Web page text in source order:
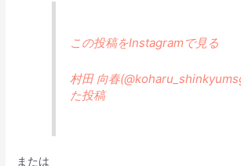
この投稿をInstagramで見る
村田 向春
た投稿
または